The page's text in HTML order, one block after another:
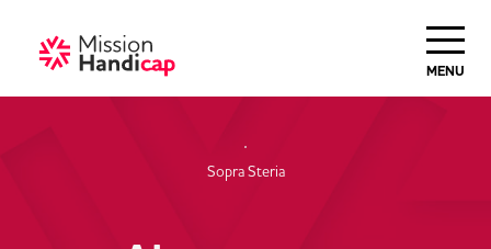
MENU
Sopra Steria